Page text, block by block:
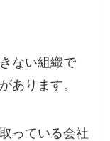
ない組織で
あります。
っている会社